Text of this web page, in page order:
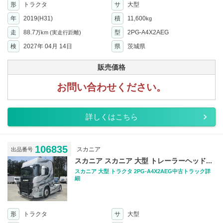
形 トラクタ サ
大型
年
2019(H31) 積 11,600kg
走 88.7万km (実走行距離) 型
2PG-A4X2AEG
検
2027年 04月 14日 県 茨城県
販売価格
お問い合わせください。
詳しくはこちら
出品番号 106835 スカニア
スカニア スカニア 大型 トレーラーヘッド...
スカニア 大型 トラクタ 2PG-A4X2AEG中古トラック詳
細
形 トラクタ サ
大型